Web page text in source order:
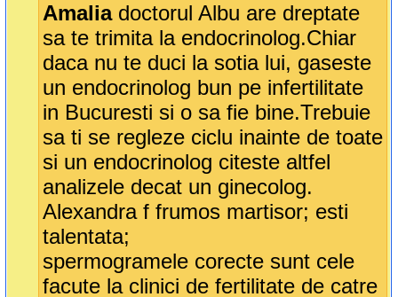
Amaliadoctorul Albu are dreptate
sa te trimita la endocrinolog.Chiar
daca nu te duci la sotia lui, gaseste
un endocrinolog bun pe infertilitate
in Bucuresti si o sa fie bine.Trebuie
sa ti se regleze ciclu inainte de toate
si un endocrinolog citeste altfel
analizele decat un ginecolog.
Alexandra f frumos martisor; esti
talentata;
spermogramele corecte sunt cele
facute la clinici de fertilitate de catre